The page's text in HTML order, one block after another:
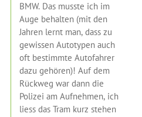
BMW. Das musste ich im
Auge behalten (mit den
Jahren lernt man, dass zu
gewissen Autotypen auch
oft bestimmte Autofahrer
dazu gehören)! Auf dem
Rückweg war dann die
Polizei am Aufnehmen, ich
liess das Tram kurz stehen